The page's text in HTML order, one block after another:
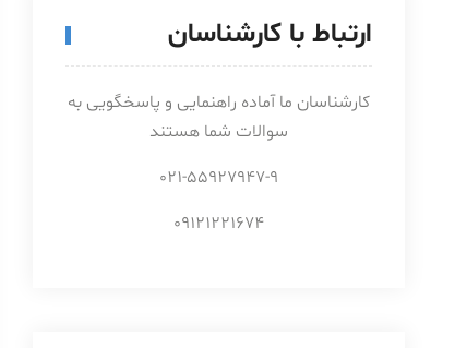
ارتباط با کارشناسان
کارشناسان ما آماده راهنمایی و پاسخگویی به
سوالات شما هستند
021-55927947-9
09121221674